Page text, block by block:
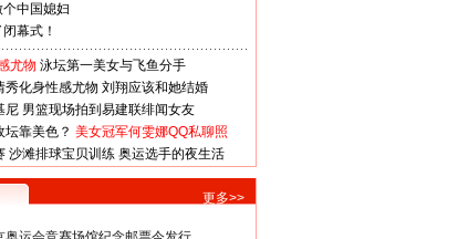
中国媳妇
幕式！
尤物 泳坛第一美女与飞鱼分手
秀化身性感尤物 刘翔应该和她结婚
尼 男篮现场拍到易建联绯闻女友
靠美色？ 美女冠军何雯娜QQ私聊照
沙滩排球宝贝训练 奥运选手的夜生活
更多>>